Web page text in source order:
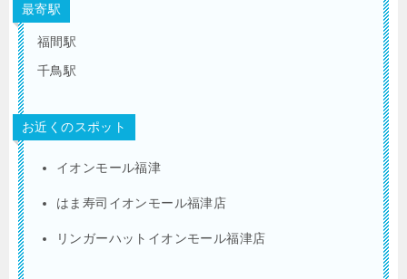
最寄駅
福間駅
千鳥駅
お近くのスポット
イオンモール福津
はま寿司イオンモール福津店
リンガーハットイオンモール福津店